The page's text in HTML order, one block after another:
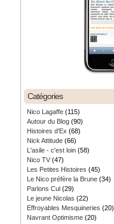
Catégories
Nico Lagaffe (115)
Autour du Blog (90)
Histoires d'Ex (68)
Nick Attitude (66)
L'asile - c'est loin (58)
Nico TV (47)
Les Petites Histoires (45)
Le Nico préfère la Brune (34)
Parlons Cul (29)
Le jeune Nicolas (22)
Effroyables Mesquineries (20)
Navrant Optimisme (20)